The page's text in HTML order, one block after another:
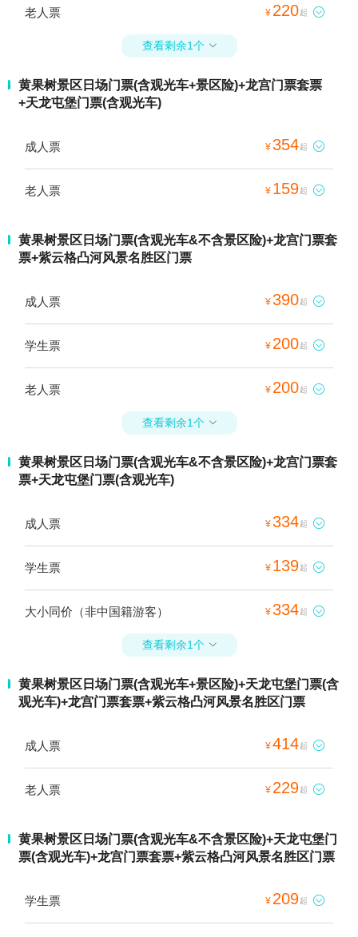
老人票 ¥ 220起 
查看剩余1个 
黄果树景区日场门票(含观光车+景区险)+龙宫门票套票
+天龙屯堡门票(含观光车)
成人票 ¥354起 
老人票 ¥ 159起 
黄果树景区日场门票(含观光车&不含景区险)+龙宫门票套
票+紫云格凸河风景名胜区门票
成人票 ¥390起 
学生票 ¥ 200起 
老人票 ¥ 200起 
查看剩余1个 
黄果树景区日场门票(含观光车&不含景区险)+龙宫门票套
票+天龙屯堡门票(含观光车)
成人票 ¥334起 
学生票 ¥ 139起 
大小同价（非中国籍游客） ¥334起 
查看剩余1个 
黄果树景区日场门票(含观光车+景区险)+天龙屯堡门票(含
观光车)+龙宫门票套票+紫云格凸河风景名胜区门票
成人票 ¥414起 
老人票 ¥ 229起 
黄果树景区日场门票(含观光车&不含景区险)+天龙屯堡门
票(含观光车)+龙宫门票套票+紫云格凸河风景名胜区门票
学生票 ¥ 209起 